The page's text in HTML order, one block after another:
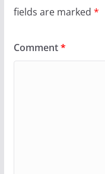
fields are marked *
Comment*